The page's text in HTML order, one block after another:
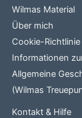
Wilmas Material
Über mich
Cookie-Richtlinie
Informationen
Allgemeine
(Wilmas
Kontakt & Hilfe